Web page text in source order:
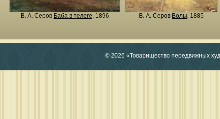
В. А. Серов Баба в телеге, 1896 В. А. Серов Волы, 1885
© 2026 «Товарищество передвижных